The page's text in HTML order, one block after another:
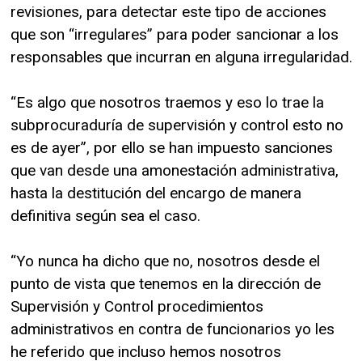
revisiones, para detectar este tipo de acciones
que son “irregulares” para poder sancionar a los
responsables que incurran en alguna irregularidad.
“Es algo que nosotros traemos y eso lo trae la
subprocuraduría de supervisión y control esto no
es de ayer”, por ello se han impuesto sanciones
que van desde una amonestación administrativa,
hasta la destitución del encargo de manera
definitiva según sea el caso.
“Yo nunca ha dicho que no, nosotros desde el
punto de vista que tenemos en la dirección de
Supervisión y Control procedimientos
administrativos en contra de funcionarios yo les
he referido que incluso hemos nosotros